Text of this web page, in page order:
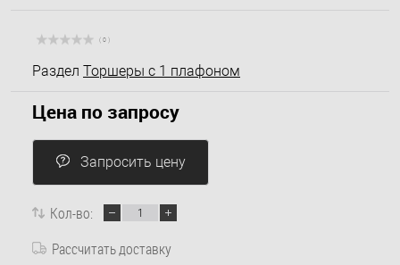
( 0 )
Раздел Торшеры с 1 плафоном
Цена по запросу
Запросить цену
Кол-во:
Рассчитать доставку